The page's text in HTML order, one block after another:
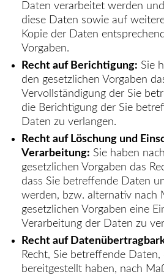
Daten verarbeitet werden
diese Daten sowie auf
Kopie der Daten
Vorgaben.
Recht auf Berichtigung: Sie
den gesetzlichen Vorgaben
Vervollständigung der Sie
die Berichtigung der Sie
Daten zu verlangen.
Recht auf Löschung und
Verarbeitung: Sie haben
gesetzlichen Vorgaben das
dass Sie betreffende Daten
werden, bzw. alternativ nach
gesetzlichen Vorgaben eine
Verarbeitung der Daten zu
Recht auf
Recht, Sie betreffende Daten,
bereitgestellt haben, nach